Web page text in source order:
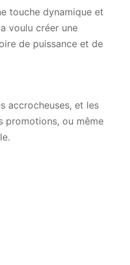
touche dynamique et
voulu créer une
de puissance et de
accrocheuses, et les
promotions, ou même